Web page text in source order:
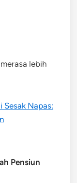
lebih
Sesak Napas:
Pensiun